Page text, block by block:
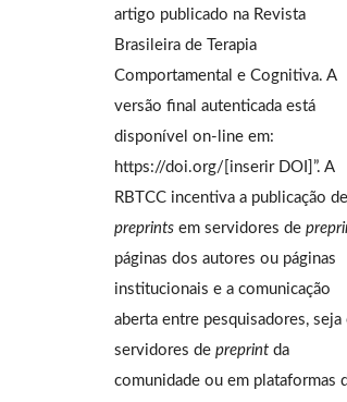
artigo publicado na Revista
Brasileira de Terapia
Comportamental e Cognitiva. A
versão final autenticada está
disponível on-line em:
https://doi.org/[inserir DOI]”. A
RBTCC incentiva a publicação de
preprints em servidores de
páginas dos autores ou páginas
institucionais e a comunicação
aberta entre pesquisadores, seja
servidores de preprint da
comunidade ou em plataformas